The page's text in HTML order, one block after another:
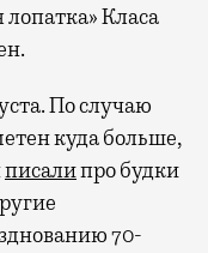
Класа
По случаю
куда больше,
писалипро будки
70-